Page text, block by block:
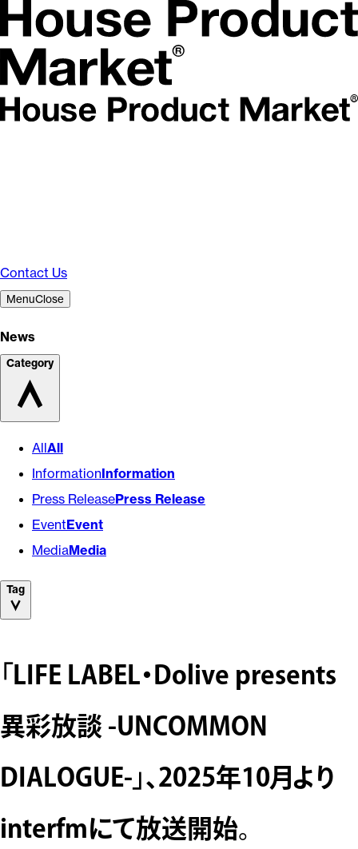
Contact Us
MenuClose
News
Category
AllAll
InformationInformation
Press ReleasePress Release
EventEvent
MediaMedia
Tag
「LIFE LABEL・Dolive presents
異彩放談 -UNCOMMON
DIALOGUE-」、2025年10月より
interfmにて放送開始。